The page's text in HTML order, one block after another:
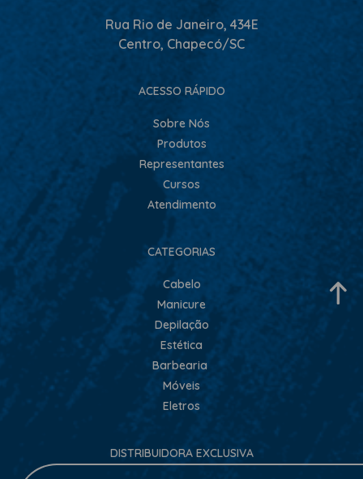
Rua Rio de Janeiro, 434E
Centro, Chapecó/SC
ACESSO RÁPIDO
Sobre Nós
Produtos
Representantes
Cursos
Atendimento
CATEGORIAS
Cabelo
Manicure
Depilação
Estética
Barbearia
Móveis
Eletros
DISTRIBUIDORA EXCLUSIVA